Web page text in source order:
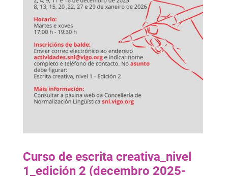
Curso de escrita creativa_nivel
1_edición 2 (decembro 2025-